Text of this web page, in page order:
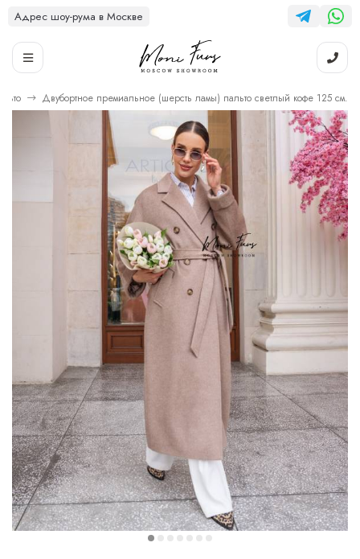
Адрес шоу-рума в Москве
Двубортное премиальное (шерсть ламы) пальто светлый кофе 125 см.